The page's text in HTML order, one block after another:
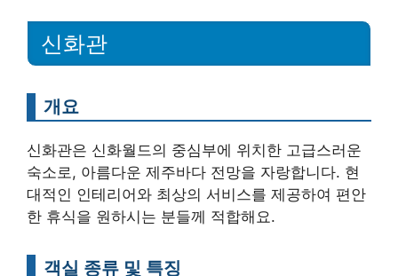
신화관
개요
신화관은 신화월드의 중심부에 위치한 고급스러운
숙소로, 아름다운 제주바다 전망을 자랑합니다. 현
대적인 인테리어와 최상의 서비스를 제공하여 편안
한 휴식을 원하시는 분들께 적합해요.
객실 종류 및 특징